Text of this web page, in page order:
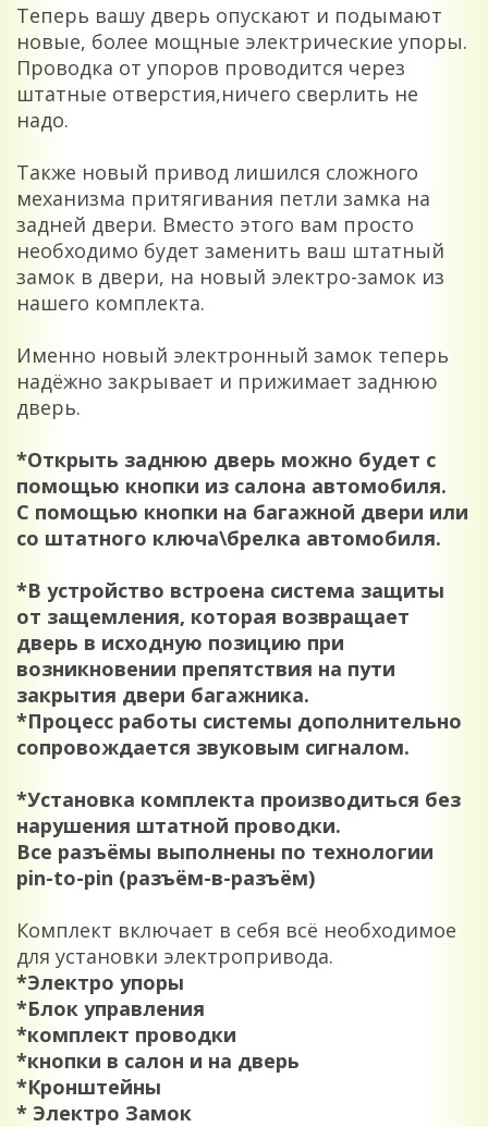
Теперь вашу дверь опускают и подымают
новые, более мощные электрические упоры.
Проводка от упоров проводится через
штатные отверстия,ничего сверлить не
надо.
Также новый привод лишился сложного
механизма притягивания петли замка на
задней двери. Вместо этого вам просто
необходимо будет заменить ваш штатный
замок в двери, на новый электро-замок из
нашего комплекта.
Именно новый электронный замок теперь
надёжно закрывает и прижимает заднюю
дверь.
*Открыть заднюю дверь можно будет с
помощью кнопки из салона автомобиля.
С помощью кнопки на багажной двери или
со штатного ключа\брелка автомобиля.
*В устройство встроена система защиты
от защемления, которая возвращает
дверь в исходную позицию при
возникновении препятствия на пути
закрытия двери багажника.
*Процесс работы системы дополнительно
сопровождается звуковым сигналом.
*Установка комплекта производиться без
нарушения штатной проводки.
Все разъёмы выполнены по технологии
pin-to-pin (разъём-в-разъём)
Комплект включает в себя всё необходимое
для установки электропривода.
*Электро упоры
*Блок управления
*комплект проводки
*кнопки в салон и на дверь
*Кронштейны
* Электро Замок